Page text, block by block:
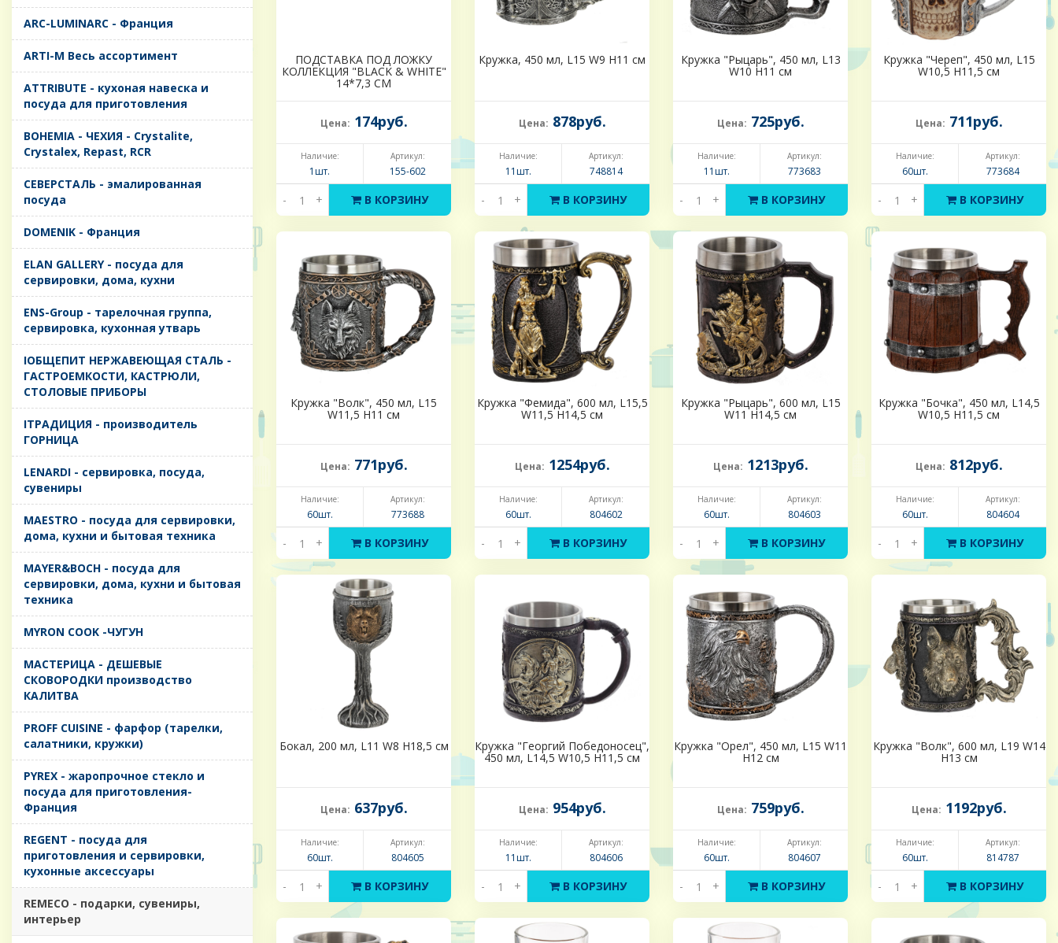
ARC-LUMINARC - Франция
ARTI-M Весь ассортимент
ATTRIBUTE - кухоная навеска и
посуда для приготовления
BOHEMIA - ЧЕХИЯ - Crystalite,
Crystalex, Repast, RCR
CЕВЕРСТАЛЬ - эмалированная
посуда
DOMENIK - Франция
ELAN GALLERY - посуда для
сервировки, дома, кухни
ENS-Group - тарелочная группа,
сервировка, кухонная утварь
IОБЩЕПИТ НЕРЖАВЕЮЩАЯ СТАЛЬ -
ГАСТРОЕМКОСТИ, КАСТРЮЛИ,
СТОЛОВЫЕ ПРИБОРЫ
IТРАДИЦИЯ - производитель
ГОРНИЦА
LENARDI - сервировка, посуда,
сувениры
MAESTRO - посуда для сервировки,
дома, кухни и бытовая техника
MAYER&BOCH - посуда для
сервировки, дома, кухни и бытовая
техника
MYRON COOK -ЧУГУН
MАСТЕРИЦА - ДЕШЕВЫЕ
СКОВОРОДКИ производство
КАЛИТВА
PROFF CUISINE - фарфор (тарелки,
салатники, кружки)
PYREX - жаропрочное стекло и
посуда для приготовления-
Франция
REGENT - посуда для
приготовления и сервировки,
кухонные аксессуары
REMECO - подарки, сувениры,
интерьер
ПОДСТАВКА ПОД ЛОЖКУ
КОЛЛЕКЦИЯ "BLACK & WHITE"
14*7,3 СМ
Цена: 174руб.
Наличие:
1шт.
Артикул:
155-602
- + В КОРЗИНУ
Кружка, 450 мл, L15 W9 H11 см
Цена: 878руб.
Наличие:
11шт.
Артикул:
748814
- + В КОРЗИНУ
Кружка "Рыцарь", 450 мл, L13
W10 H11 см
Цена: 725руб.
Наличие:
11шт.
Артикул:
773683
- + В КОРЗИНУ
Кружка "Череп", 450 мл, L15
W10,5 H11,5 см
Цена: 711руб.
Наличие:
60шт.
Артикул:
773684
- + В КОРЗИНУ
Кружка "Волк", 450 мл, L15
W11,5 H11 см
Цена: 771руб.
Наличие:
60шт.
Артикул:
773688
- + В КОРЗИНУ
Кружка "Фемида", 600 мл, L15,5
W11,5 H14,5 см
Цена: 1254руб.
Наличие:
60шт.
Артикул:
804602
- + В КОРЗИНУ
Кружка "Рыцарь", 600 мл, L15
W11 H14,5 см
Цена: 1213руб.
Наличие:
60шт.
Артикул:
804603
- + В КОРЗИНУ
Кружка "Бочка", 450 мл, L14,5
W10,5 H11,5 см
Цена: 812руб.
Наличие:
60шт.
Артикул:
804604
- + В КОРЗИНУ
Бокал, 200 мл, L11 W8 H18,5 см
Цена: 637руб.
Наличие:
60шт.
Артикул:
804605
- + В КОРЗИНУ
Кружка "Георгий Победоносец",
450 мл, L14,5 W10,5 H11,5 см
Цена: 954руб.
Наличие:
11шт.
Артикул:
804606
- + В КОРЗИНУ
Кружка "Орел", 450 мл, L15 W11
H12 см
Цена: 759руб.
Наличие:
60шт.
Артикул:
804607
- + В КОРЗИНУ
Кружка "Волк", 600 мл, L19 W14
H13 см
Цена: 1192руб.
Наличие:
60шт.
Артикул:
814787
- + В КОРЗИНУ